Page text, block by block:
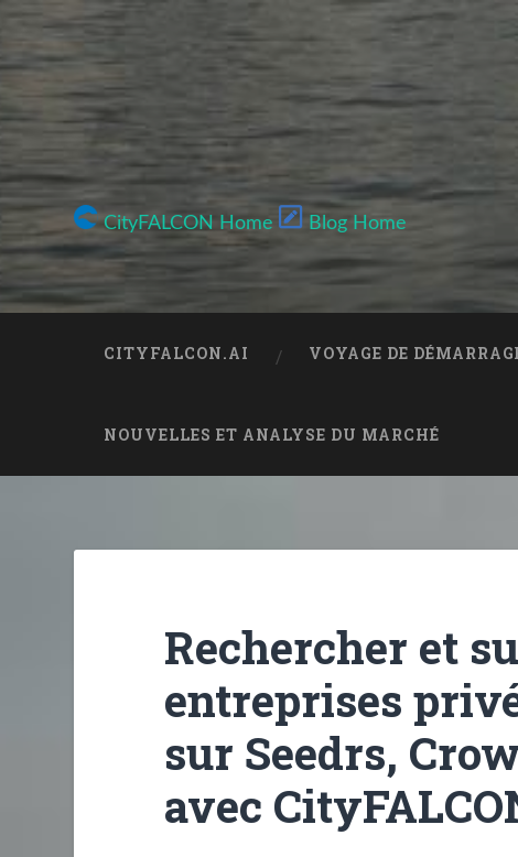
CityFALCON Home
Blog Home
CITYFALCON.AI VOYAGE DE
NOUVELLES ET ANALYSE DU MARCHÉ
Rechercher et
entreprises
sur Seedrs,
avec